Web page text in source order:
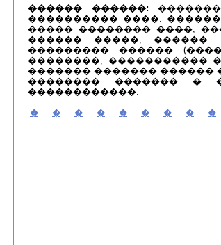
������ ������:
���������� ����.
����� �������� ����,
������ �����,
��������� ������
��������, �����������
������� ������� ������
�������� ������� �
������������.
� � � � � � � � �